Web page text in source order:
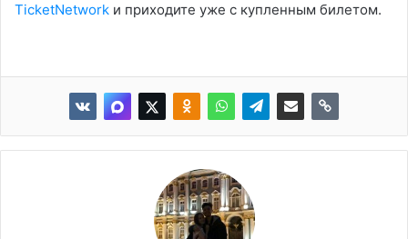
TicketNetwork и приходите уже с купленным билетом.